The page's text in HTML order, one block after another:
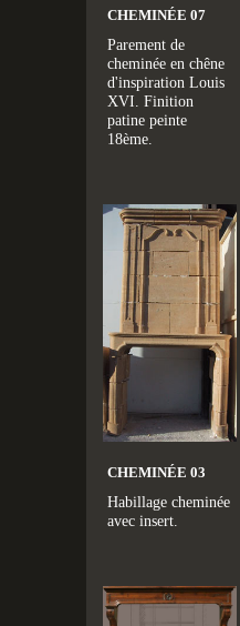
CHEMINÉE 07
Parement de
cheminée en chêne
d'inspiration Louis
XVI. Finition
patine peinte
18ème.
CHEMINÉE 03
Habillage cheminée
avec insert.